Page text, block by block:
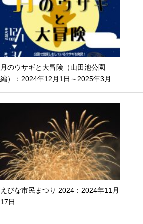
月のウサギと大冒険（山田池公園
編）：2024年12月1日～2025年3月…
えびな市民まつり 2024：2024年11月
17日